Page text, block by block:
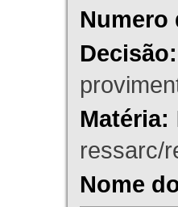
Numero
Decisão:
Matéria:
ressarc/
Nome